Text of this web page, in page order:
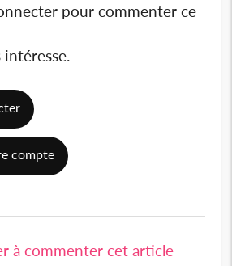
pour commenter ce
compte
à commenter cet article